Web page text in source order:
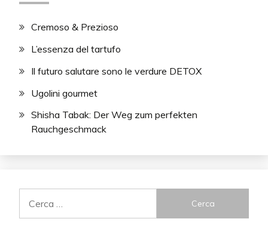
Cremoso & Prezioso
L’essenza del tartufo
Il futuro salutare sono le verdure DETOX
Ugolini gourmet
Shisha Tabak: Der Weg zum perfekten
Rauchgeschmack
per: